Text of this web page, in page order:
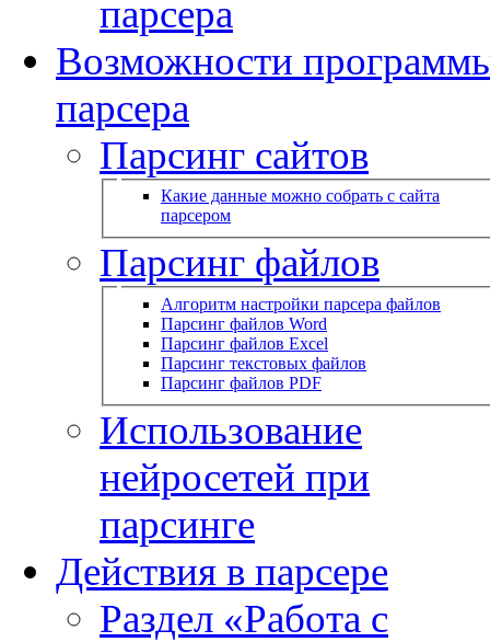
парсера
Возможности
парсера
Парсинг сайтов
Какие данные можно собрать с сайта
парсером
Парсинг файлов
Алгоритм настройки парсера файлов
Парсинг файлов Word
Парсинг файлов Excel
Парсинг текстовых файлов
Парсинг файлов PDF
Использование
нейросетей при
парсинге
Действия в парсере
Раздел «Работа с